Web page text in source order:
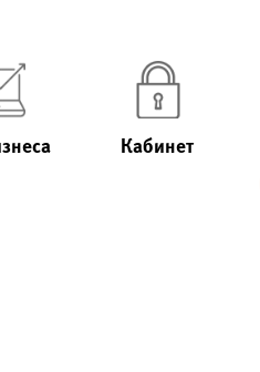
Кабинет